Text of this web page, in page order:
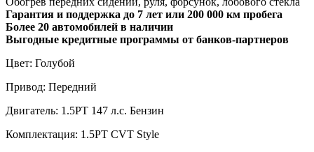
Гарантия и поддержка до 7 лет или 200 000 км пробега
Более 20 автомобилей в наличии
Выгодные кредитные программы от банков-партнеров
Цвет: Голубой
Привод: Передний
Двигатель: 1.5PT 147 л.с. Бензин
Комплектация: 1.5PT CVT Style